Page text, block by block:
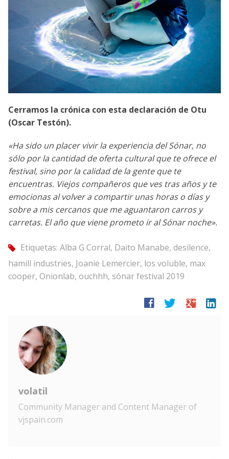
Cerramos la crónica con esta declaración de Otu
(Oscar Testón).
«Ha sido un placer vivir la experiencia del Sónar, no
sólo por la cantidad de oferta cultural que te ofrece el
festival, sino por la calidad de la gente que te
encuentras. Viejos compañeros que ves tras años y te
emocionas al volver a compartir unas horas o días y
sobre a mis cercanos que me aguantaron carros y
carretas. El año que viene prometo ir al Sónar noche».
tag Etiquetas: Alba G Corral, Daito Manabe, desilence,
hamill industries, Joanie Lemercier, los voluble, max
cooper, Onionlab, ouchhh, sónar festival 2019
facebook twitter google linkedin
volatil
Community Manager and Content Manager of
vjspain.com